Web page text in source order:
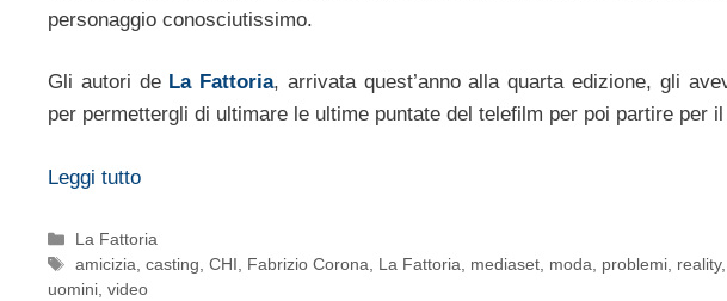
personaggio conosciutissimo.
Gli autori de La Fattoria, arrivata quest’anno alla quarta edizione, gli
per permettergli di ultimare le ultime puntate del telefilm per poi partire per
Leggi tutto
Categorie
La Fattoria
Tag
amicizia,casting,CHI, Fabrizio Corona, La Fattoria, mediaset, moda, problemi, reality,
uomini, video